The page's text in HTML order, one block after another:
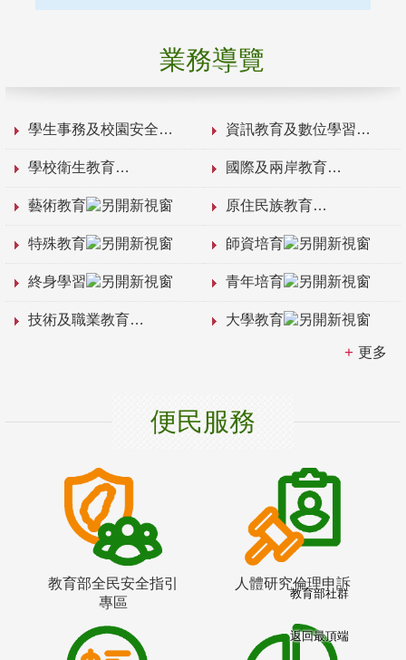
業務導覽
學生事務及校園安全 資訊教育及數位學習
學校衛生教育 國際及兩岸教育
藝術教育 原住民族教育
特殊教育 師資培育
終身學習 青年培育
技術及職業教育 大學教育
更多
便民服務
教育部全民安全指引
專區
人體研究倫理申訴
教育部社群
返回最頂端